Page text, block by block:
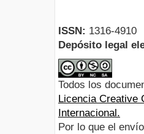
ISSN: 1316-4910
Depósito legal
Todos los
Licencia Creative
Internacional.
Por lo que el